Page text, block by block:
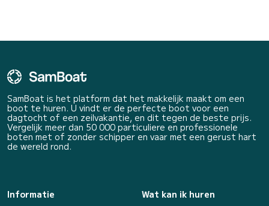
SamBoat is het platform dat het makkelijk maakt om een
boot te huren. U vindt er de perfecte boot voor een
dagtocht of een zeilvakantie, en dit tegen de beste prijs.
Vergelijk meer dan 50 000 particuliere en professionele
boten met of zonder schipper en vaar met een gerust hart
de wereld rond.
Informatie
Wat kan ik huren